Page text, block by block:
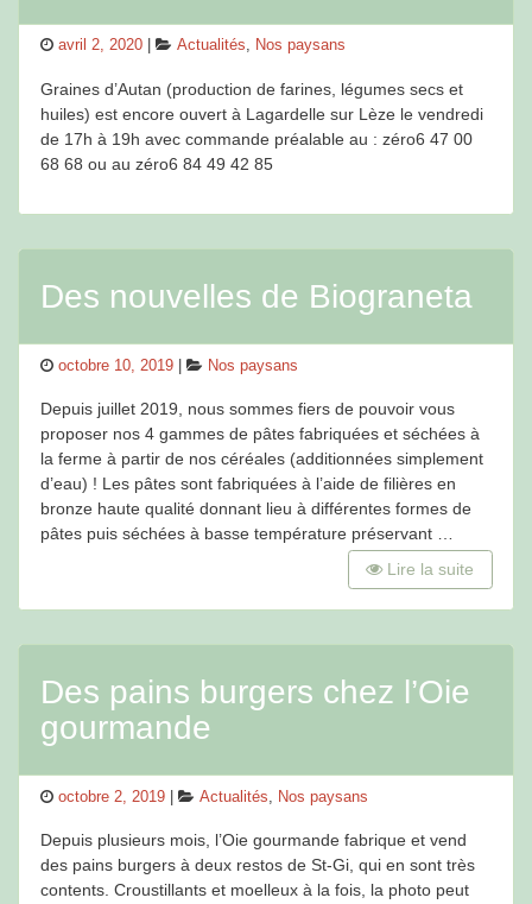
Posted
avril 2, 2020 Categories
Actualités, Nos paysans
Graines d’Autan (production de farines, légumes secs et
huiles) est encore ouvert à Lagardelle sur Lèze le vendredi
de 17h à 19h avec commande préalable au : zéro6 47 00
68 68 ou au zéro6 84 49 42 85
Des nouvelles de Biograneta
Posted
octobre 10, 2019 Categories
Nos paysans
Depuis juillet 2019, nous sommes fiers de pouvoir vous
proposer nos 4 gammes de pâtes fabriquées et séchées à
la ferme à partir de nos céréales (additionnées simplement
d’eau) ! Les pâtes sont fabriquées à l’aide de filières en
bronze haute qualité donnant lieu à différentes formes de
pâtes puis séchées à basse température préservant …
Lire la suite
Des pains burgers chez l’Oie
gourmande
Posted
octobre 2, 2019 Categories
Actualités Nos paysans
Depuis plusieurs mois, l’Oie gourmande fabrique et vend
des pains burgers à deux restos de St-Gi, qui en sont très
contents. Croustillants et moelleux à la fois, la photo peut